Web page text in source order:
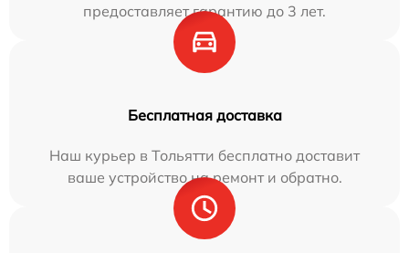
предоставляет гарантию до 3 лет.
Бесплатная доставка
Наш курьер в Тольятти бесплатно доставит
ваше устройство на ремонт и обратно.